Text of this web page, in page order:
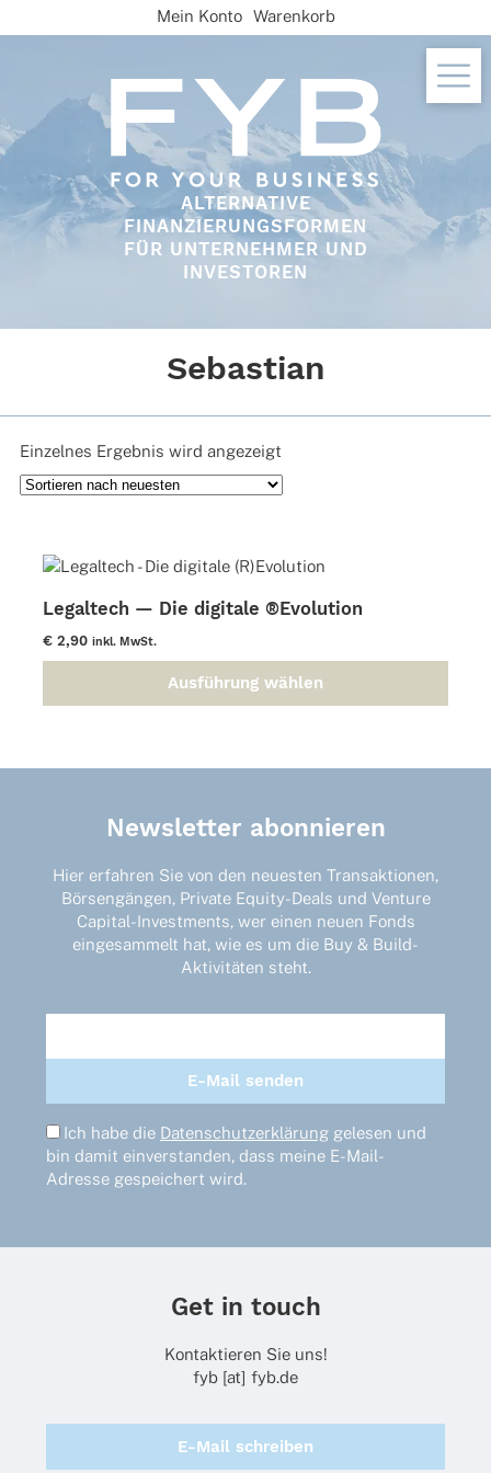
to
ALTERNATIVE
FINANZIERUNGSFORMEN
FÜR UNTERNEHMER UND
INVESTOREN
Mein Konto Warenkorb
Sebastian
Einzelnes Ergebnis wird angezeigt
Legaltech — Die digitale ®Evolution
€2,90 inkl. MwSt.
Ausführung wählen
können
auf
Produktseite
Newsletter abonnieren
Hier erfahren Sie von den neuesten Transaktionen,
Börsengängen, Private Equity-Deals und Venture
Capital-Investments, wer einen neuen Fonds
eingesammelt hat, wie es um die Buy & Build-
Aktivitäten steht.
Ich habe die Datenschutzerklärung gelesen und
bin damit einverstanden, dass meine E-Mail-
Adresse gespeichert wird.
Get in touch
Kontaktieren Sie uns!
fyb [at] fyb.de
E-Mail schreiben